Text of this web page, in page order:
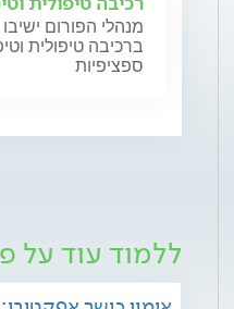
מנהלי הפורום
ברכיבה טיפולית
ספציפיות
ללמוד עוד על